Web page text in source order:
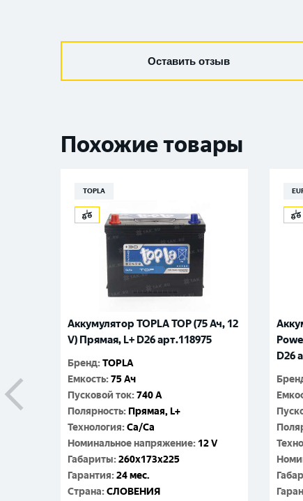
Оставить отзыв
Похожие товары
TOPLA
Аккумулятор TOPLA TOP (75 Ач, 12
V) Прямая, L+ D26 арт.118975
Бренд:TOPLA
Емкость:75 Ач
Пусковой ток:740 A
Полярность: Прямая, L+
Технология:Ca/Ca
Номинальное напряжение: 12 V
Габариты:260x173x225
Гарантия:24 мес.
Cтрана:СЛОВЕНИЯ
D26